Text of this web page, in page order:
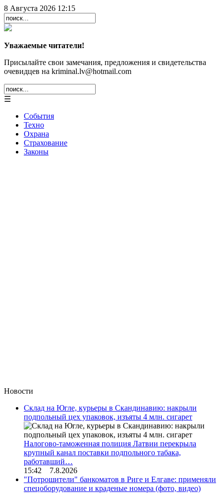
8 Августа 2026 12:15
Уважаемые читатели!
Присылайте свои замечания, предложения и свидетельства
очевидцев на kriminal.lv@hotmail.com
☰
События
Техно
Охрана
Страхование
Законы
Новости
Склад на Югле, курьеры в Скандинавию: накрыли
подпольный цех упаковок, изъяты 4 млн. сигарет
Налогово-таможенная полиция Латвии перекрыла
крупный канал поставки подпольного табака,
работавший…
15:42 7.8.2026
"Потрошители" банкоматов в Риге и Елгаве: применяли
спецоборудование и краденые номера (фото, видео)